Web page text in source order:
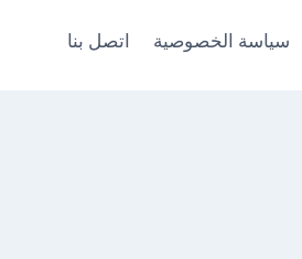
سياسة الخصوصية اتصل بنا